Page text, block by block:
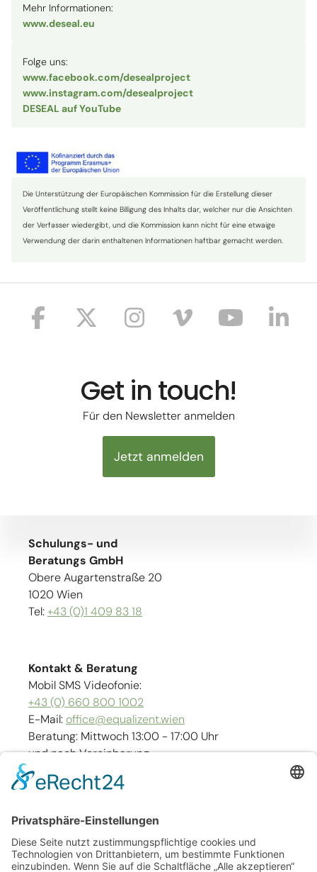
Mehr Informationen:
www.deseal.eu
Folge uns:
www.facebook.com/desealproject
www.instagram.com/desealproject
DESEAL auf YouTube
Die Unterstützung der Europäischen Kommission für die Erstellung dieser
Veröffentlichung stellt keine Billigung des Inhalts dar, welcher nur die Ansichten
der Verfasser wiedergibt, und die Kommission kann nicht für eine etwaige
Verwendung der darin enthaltenen Informationen haftbar gemacht werden.
Get in touch!
Für den Newsletter anmelden
Jetzt anmelden
Schulungs- und
Beratungs GmbH
Obere Augartenstraße 20
1020 Wien
Tel:+43 (0)1 409 83 18
Kontakt & Beratung
Mobil SMS Videofonie:
+43 (0) 660 800 1002
E-Mail:office@equalizent.wien
Beratung: Mittwoch 13:00 - 17:00 Uhr
und nach Vereinbarung
Kontakt
Impressum
Barrierefreiheit